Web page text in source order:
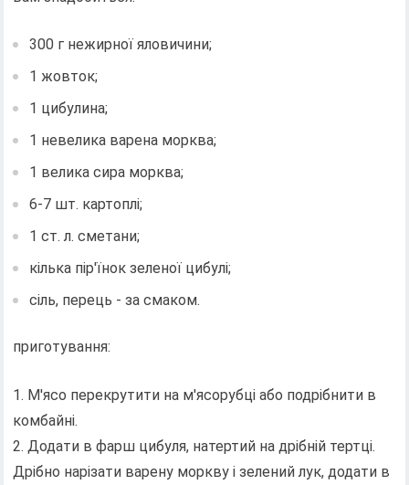
300 г нежирної яловичини;
1 жовток;
1 цибулина;
1 невелика варена морква;
1 велика сира морква;
6-7 шт. картоплі;
1 ст. л. сметани;
кілька пір'їнок зеленої цибулі;
сіль, перець - за смаком.
приготування:
1. М'ясо перекрутити на м'ясорубці або подрібнити в
комбайні.
2. Додати в фарш цибуля, натертий на дрібній тертці.
Дрібно нарізати варену моркву і зелений лук, додати в